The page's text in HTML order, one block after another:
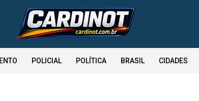
POLICIAL POLÍTICA BRASIL CIDADES